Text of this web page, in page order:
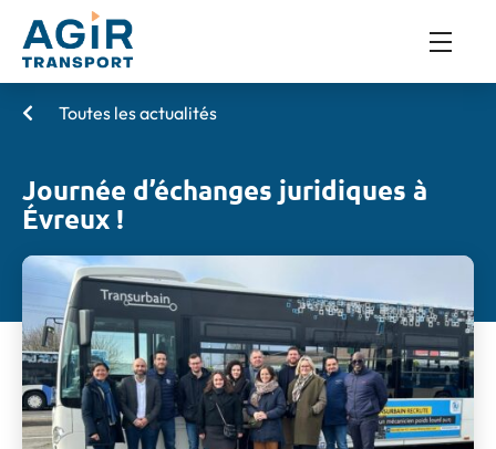
Toutes les actualités
Journée d’échanges juridiques à
Évreux !